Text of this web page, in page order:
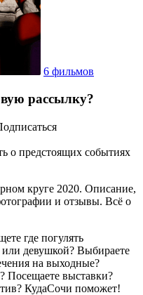
6 фильмов
рассылку?
о предстоящих событиях
круге 2020. Описание,
и отзывы. Всё о
где погулять
или девушкой? Выбираете
на выходные?
Посещаете выставки?
КудаСочи поможет!